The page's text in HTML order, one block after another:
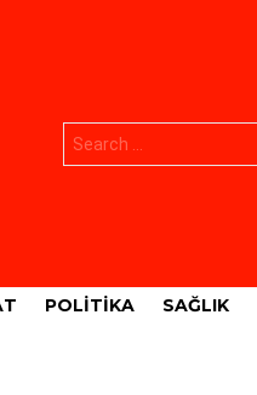
POLITIKA SAĞLIK